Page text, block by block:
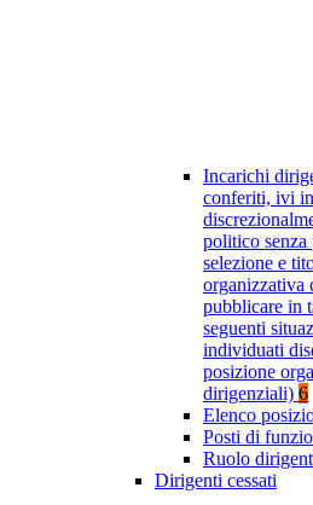
Incarichi
conferiti, ivi
politico senza
selezione e
organizzativa
pubblicare in
seguenti
individuati
posizione
dirigenziali) 6
Elenco
Posti di
Ruolo
Dirigenti cessati